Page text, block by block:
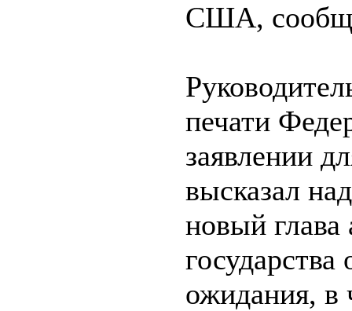
США,
печати
заявлении
высказал
новый глава
государства
ожидания, в